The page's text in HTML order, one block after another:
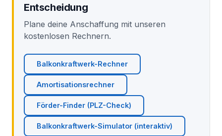
Entscheidung
Plane deine Anschaffung mit unseren
kostenlosen Rechnern.
Balkonkraftwerk-Rechner
Amortisationsrechner
Förder-Finder (PLZ-Check)
Balkonkraftwerk-Simulator (interaktiv)